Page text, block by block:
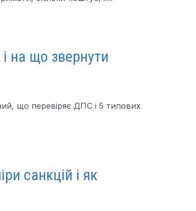
на що звернути
що перевіряє ДПС і 5 типових
санкцій і як